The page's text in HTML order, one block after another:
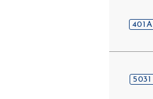
401A
5031